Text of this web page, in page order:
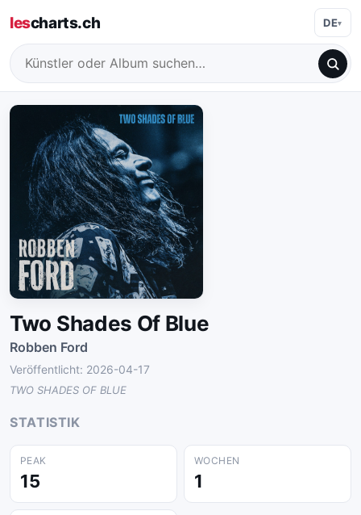
lescharts.ch DE
Two Shades Of Blue
Robben Ford
Veröffentlicht: 2026-04-17
TWO SHADES OF BLUE
STATISTIK
PEAK
15
WOCHEN
1